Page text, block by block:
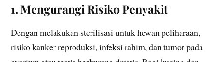
1. Mengurangi Risiko Penyakit
Dengan melakukan sterilisasi untuk hewan peliharaan,
risiko kanker reproduksi, infeksi rahim, dan tumor pada